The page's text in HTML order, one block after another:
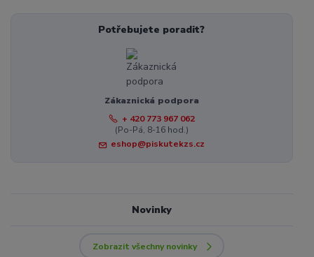
Potřebujete poradit?
Zákaznická podpora
+ 420 773 967 062
(Po-Pá, 8-16 hod.)
eshop@piskutekzs.cz
Novinky
Zobrazit všechny novinky